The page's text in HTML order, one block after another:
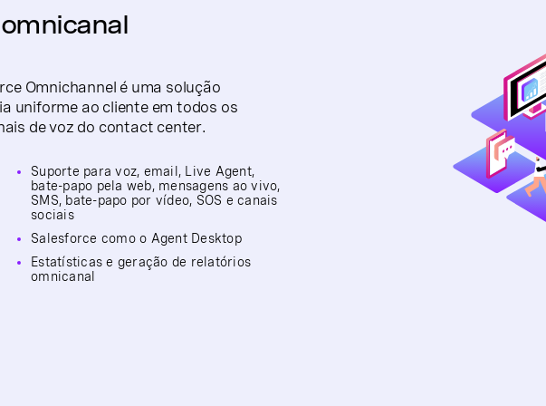
Omnichannel é uma solução
uniforme ao cliente em todos os
de voz do contact center.
Suporte para voz, email, Live Agent,
bate-papo pela web, mensagens ao vivo,
SMS, bate-papo por vídeo, SOS e canais
sociais
Salesforce como o Agent Desktop
Estatísticas e geração de relatórios
omnicanal